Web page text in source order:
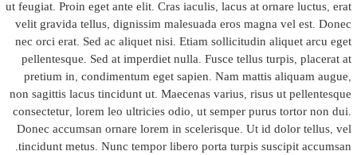
ut feugiat. Proin eget ante elit. Cras iaculis, lacus at ornare luctus, erat
velit gravida tellus, dignissim malesuada eros magna vel est. Donec
nec orci erat. Sed ac aliquet nisi. Etiam sollicitudin aliquet arcu eget
pellentesque. Sed at imperdiet nulla. Fusce tellus turpis, placerat at
pretium in, condimentum eget sapien. Nam mattis aliquam augue,
non sagittis lacus tincidunt ut. Maecenas varius, risus ut pellentesque
consectetur, lorem leo ultricies odio, ut semper purus tortor non dui.
Donec accumsan ornare lorem in scelerisque. Ut id dolor tellus, vel
tincidunt metus. Nunc tempor libero porta turpis suscipit accumsan.